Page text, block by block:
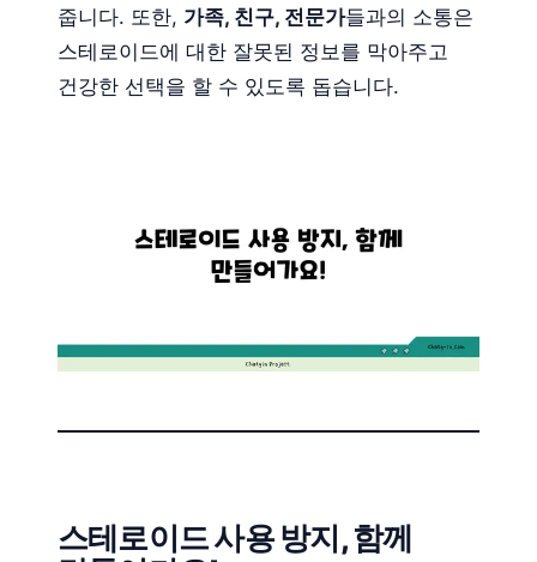
줍니다. 또한, 가족, 친구, 전문가들과의 소통은
스테로이드에 대한 잘못된 정보를 막아주고
건강한 선택을 할 수 있도록 돕습니다.
스테로이드 사용 방지, 함께